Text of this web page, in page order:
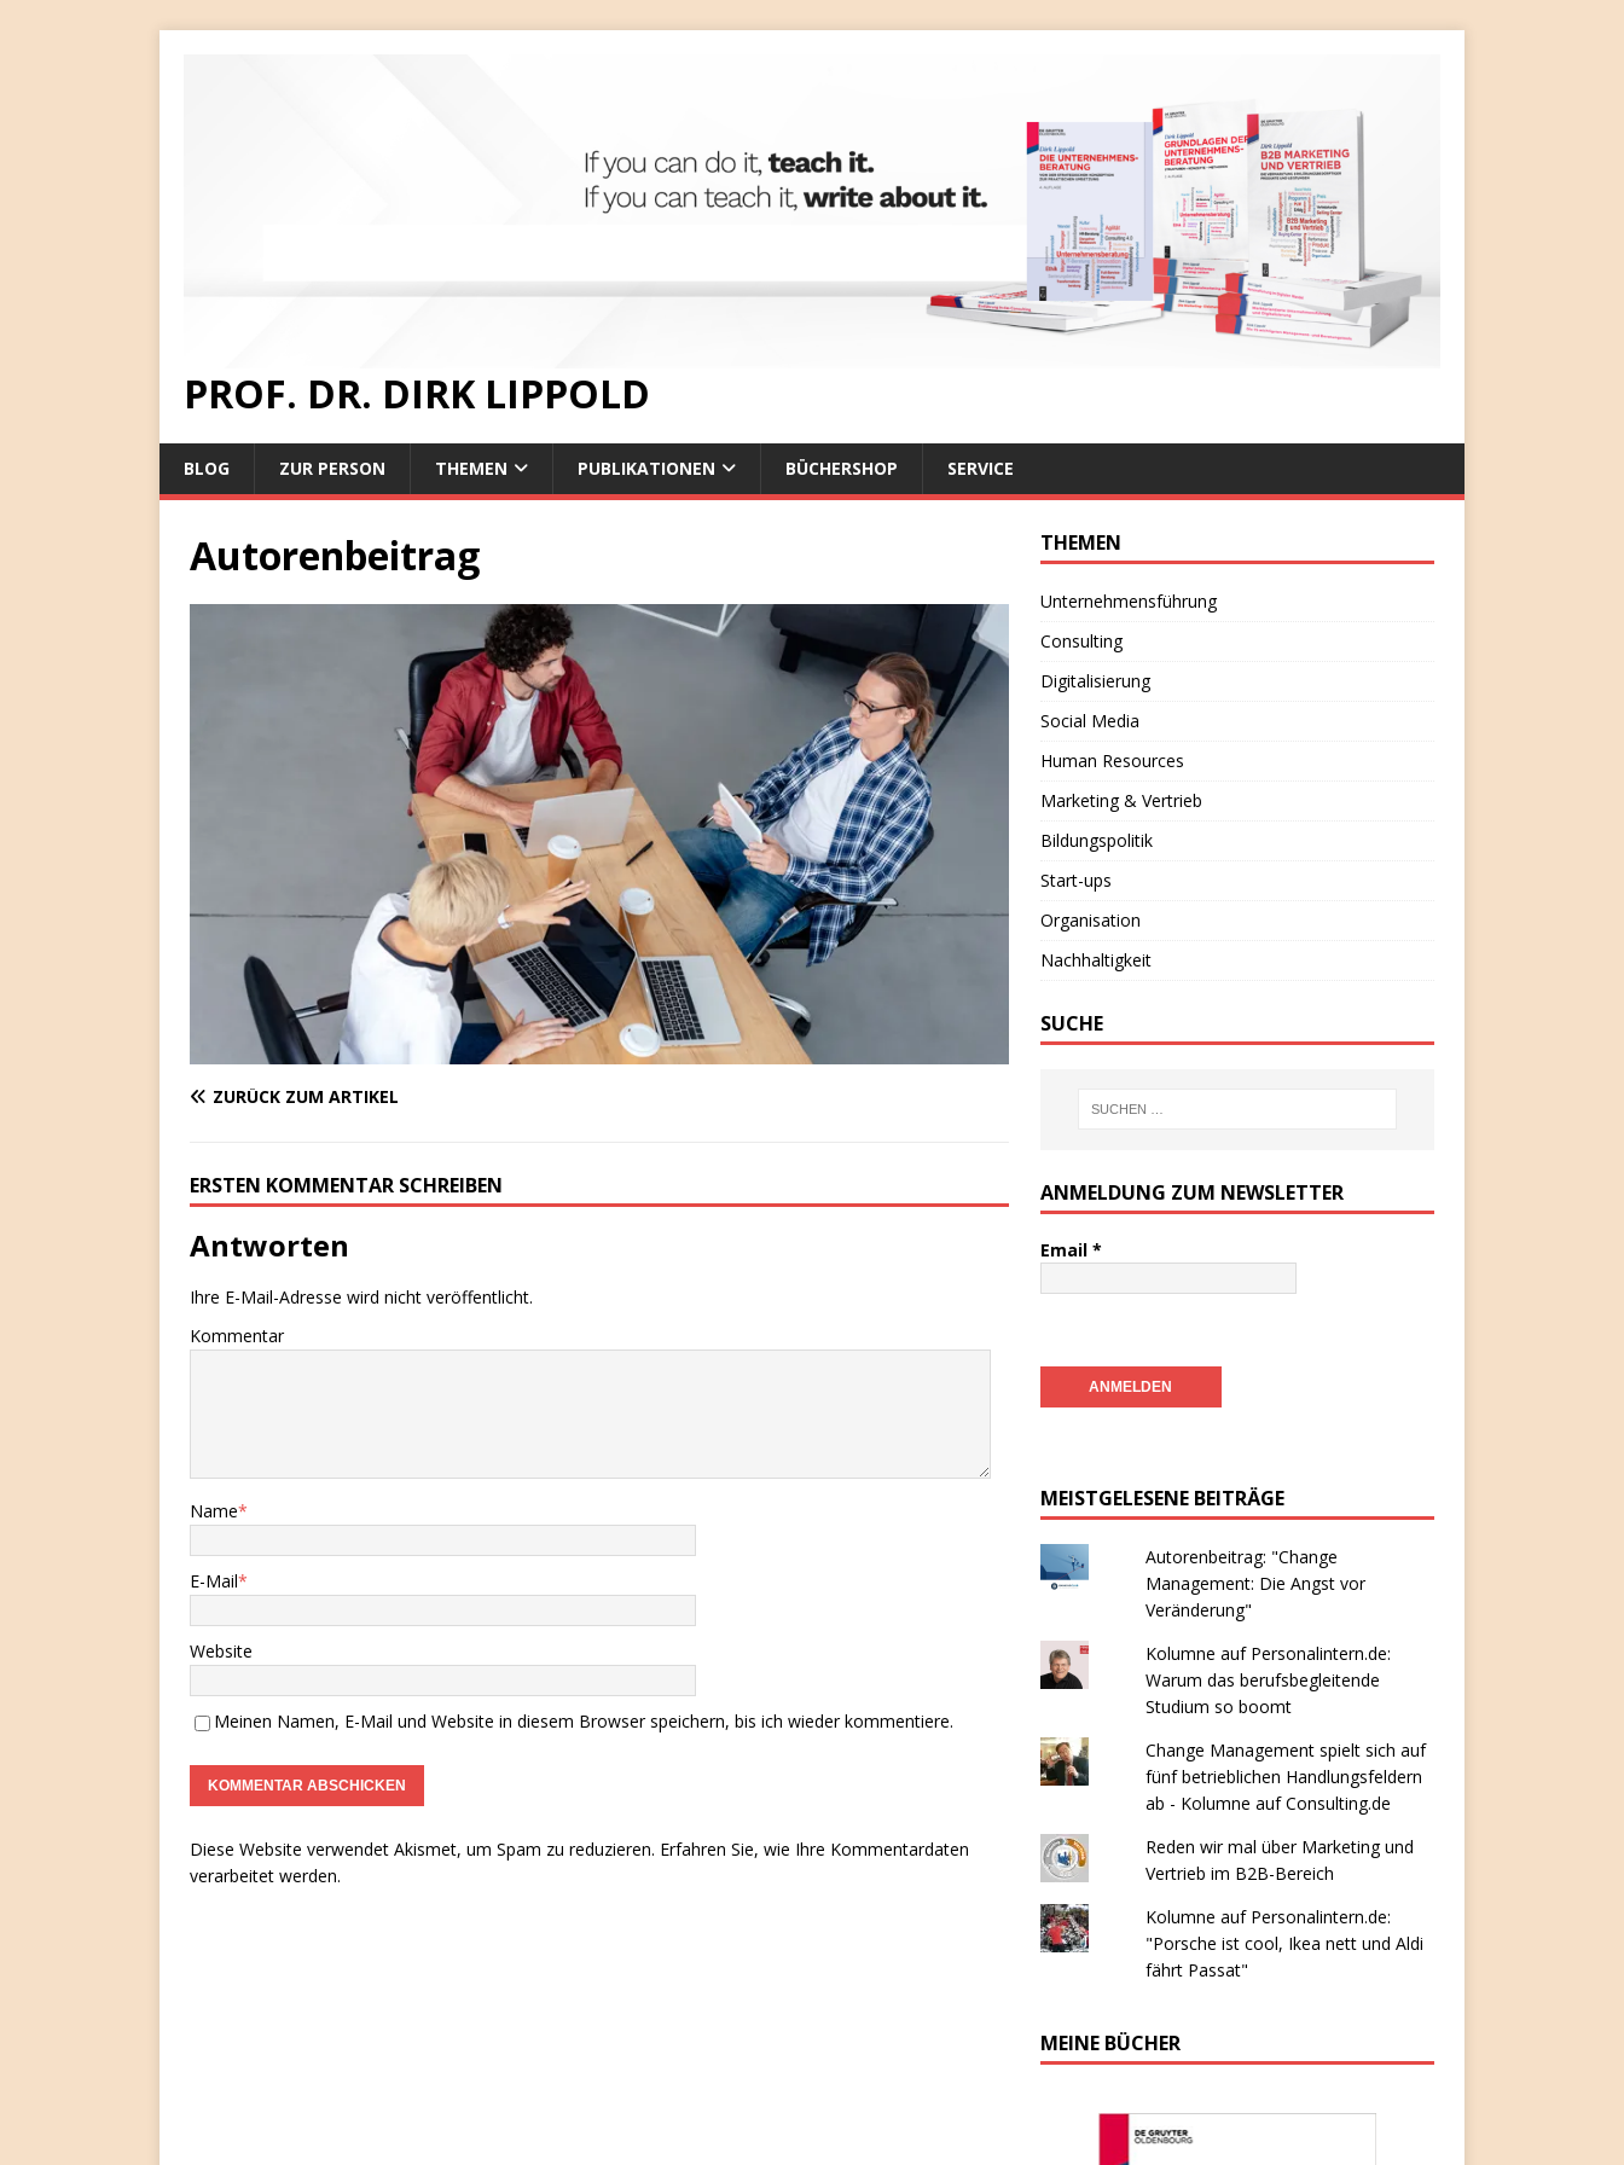
PROF. DR. DIRK LIPPOLD
BLOG ZUR PERSON THEMEN PUBLIKATIONEN BÜCHERSHOP SERVICE
Autorenbeitrag
ZURÜCK ZUM ARTIKEL
ERSTEN KOMMENTAR SCHREIBEN
Antworten
Ihre E-Mail-Adresse wird nicht veröffentlicht.
Kommentar
Name*
E-Mail*
Website
Meinen Namen, E-Mail und Website in diesem Browser speichern, bis ich wieder kommentiere.
Diese Website verwendet Akismet, um Spam zu reduzieren. Erfahren Sie, wie Ihre Kommentardaten
verarbeitet werden.
THEMEN
Unternehmensführung
Consulting
Digitalisierung
Social Media
Human Resources
Marketing & Vertrieb
Bildungspolitik
Start-ups
Organisation
Nachhaltigkeit
SUCHE
ANMELDUNG ZUM NEWSLETTER
Email *
MEISTGELESENE BEITRÄGE
Autorenbeitrag: "Change
Management: Die Angst vor
Veränderung"
Kolumne auf Personalintern.de:
Warum das berufsbegleitende
Studium so boomt
Change Management spielt sich auf
fünf betrieblichen Handlungsfeldern
ab - Kolumne auf Consulting.de
Reden wir mal über Marketing und
Vertrieb im B2B-Bereich
Kolumne auf Personalintern.de:
"Porsche ist cool, Ikea nett und Aldi
fährt Passat"
MEINE BÜCHER